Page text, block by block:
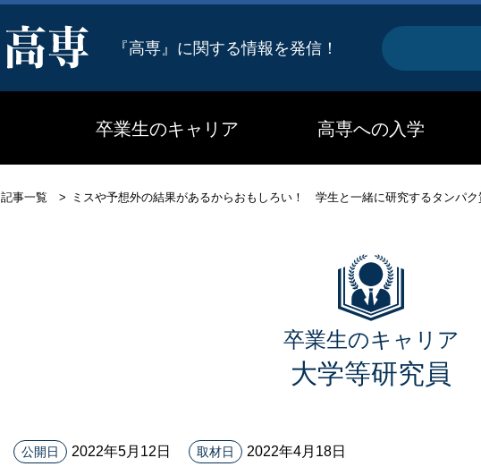
『高専』に関する情報を発信！
キ
ー
ー
ド
卒業生のキャリア 高専への入学
記事一覧 ミスや予想外の結果があるからおもしろい！ 学生と一緒に研究するタンパク
卒業生のキャリア
大学等研究員
公開日 2022年5月12日 取材日 2022年4月18日